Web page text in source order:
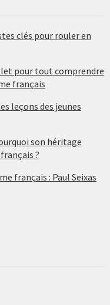
clés pour rouler en
pour tout comprendre
français
leçons des jeunes
son héritage
?
français : Paul Seixas